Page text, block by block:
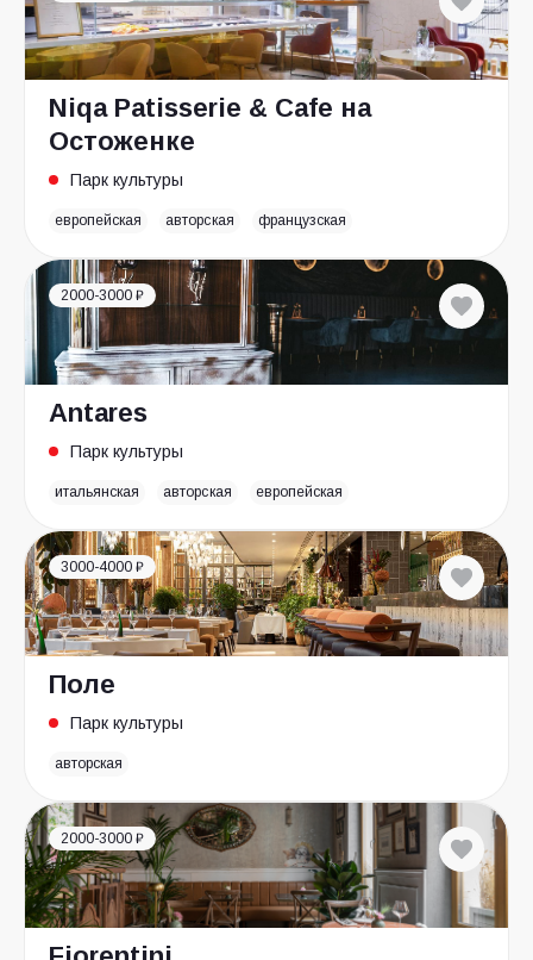
Niqa Patisserie & Cafe на
Остоженке
Парк культуры
европейская авторская французская
2000-3000 ₽
Antares
Парк культуры
итальянская авторская европейская
3000-4000 ₽
Поле
Парк культуры
авторская
2000-3000 ₽